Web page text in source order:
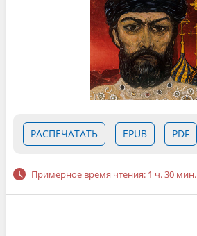
РАСПЕЧАТАТЬ EPUB PDF
Примерное время чтения: 1 ч. 30 мин.